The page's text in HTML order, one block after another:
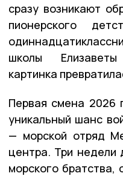
сразу возникают
пионерского
школы
картинка
Первая смена 2026
уникальный шанс
— морской отряд
центра. Три недели
морского братства,